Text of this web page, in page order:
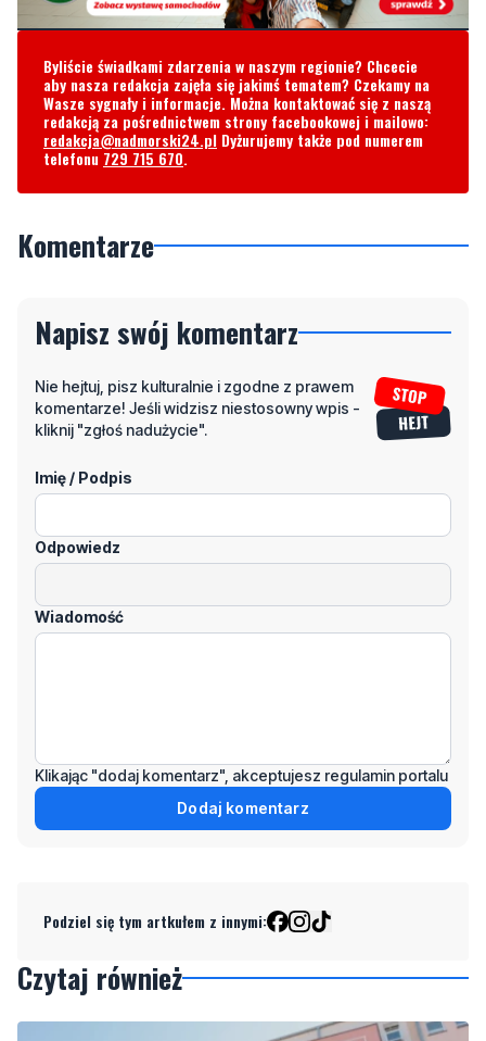
Byliście świadkami zdarzenia w naszym regionie? Chcecie
aby nasza redakcja zajęła się jakimś tematem? Czekamy na
Wasze sygnały i informacje. Można kontaktować się z naszą
redakcją za pośrednictwem strony facebookowej i mailowo:
redakcja@nadmorski24.pl Dyżurujemy także pod numerem
telefonu 729 715 670.
Komentarze
Napisz swój komentarz
Nie hejtuj, pisz kulturalnie i zgodne z prawem
komentarze! Jeśli widzisz niestosowny wpis -
kliknij "zgłoś nadużycie".
Imię / Podpis
Odpowiedz
Wiadomość
Klikając "dodaj komentarz", akceptujesz regulamin portalu
Dodaj komentarz
Podziel się tym artkułem z innymi:
Czytaj również